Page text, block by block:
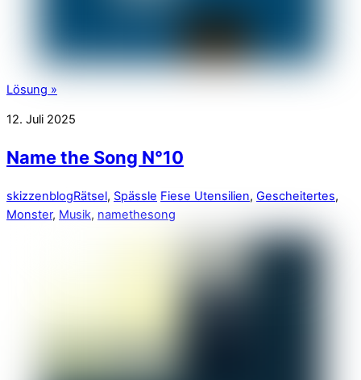
Lösung »
12. Juli 2025
Name the Song N°10
skizzenblogRätsel, Spässle Fiese Utensilien, Gescheitertes,
Monster, Musik, namethesong